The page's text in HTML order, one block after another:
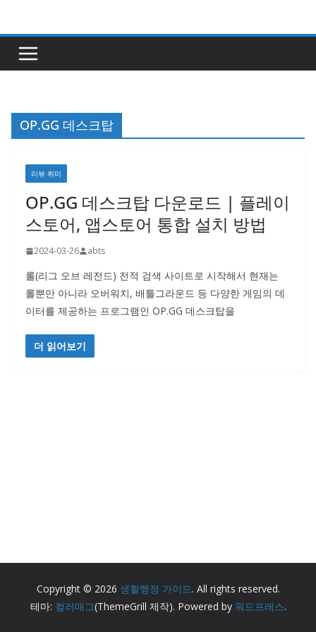
로
OP.GG 데스크탑
리뷰·취미
OP.GG 데스크탑 다운로드 | 플레이
스토어, 앱스토어 통합 설치 방법
2024-03-26 abts
롤(리그 오브 레전드) 전적 검색 사이트로 시작해서 현재는
롤뿐만 아니라 오버워치, 배틀그라운드 등 다양한 게임의 데
이터를 제공하는 프로그램인 OP.GG 데스크탑을
더 읽어보기
Copyright © 2026 생활행정 가이드. All rights reserved.
테마: 컬러매그(ThemeGrill 제작). Powered by 워드프레스.